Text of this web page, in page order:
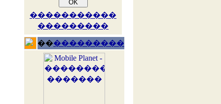
�����������
���������
�����������